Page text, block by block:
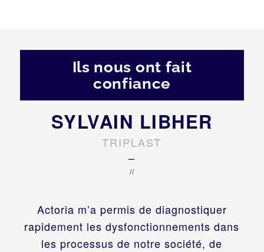
Ils nous ont fait
confiance
Actoria m’a permis de diagnostiquer
rapidement les dysfonctionnements dans
les processus de notre société, de
SYLVAIN LIBHER
TRIPLAST
–
//